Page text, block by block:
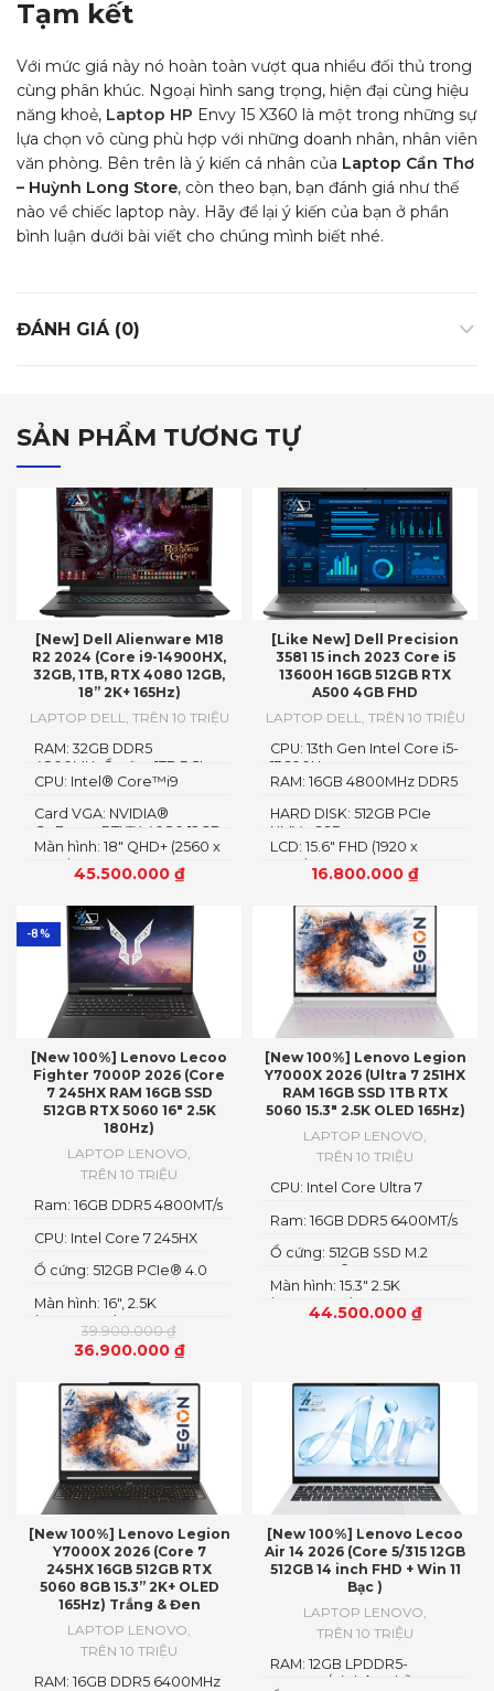
Tạm kết
Với mức giá này nó hoàn toàn vượt qua nhiều đối thủ trong
cùng phân khúc. Ngoại hình sang trọng, hiện đại cùng hiệu
năng khoẻ, Laptop HP Envy 15 X360 là một trong những sự
lựa chọn vô cùng phù hợp với những doanh nhân, nhân viên
văn phòng. Bên trên là ý kiến cá nhân của Laptop Cần Thơ
– Huỳnh Long Store, còn theo bạn, bạn đánh giá như thế
nào về chiếc laptop này. Hãy để lại ý kiến của bạn ở phần
bình luận dưới bài viết cho chúng mình biết nhé.
ĐÁNH GIÁ (0)
SẢN PHẨM TƯƠNG TỰ
[New] Dell Alienware M18
R2 2024 (Core i9-14900HX,
32GB, 1TB, RTX 4080 12GB,
18” 2K+ 165Hz)
LAPTOP DELL, TRÊN 10 TRIỆU
45.500.000 ₫
Màn hình: 18" QHD+ (2560 x
1600)
Card VGA: NVIDIA®
GeForce RTX™ 4080 12GB
GDDR6
CPU: Intel® Core™i9
RAM: 32GB DDR5
4800MHzỔ cứng1TB PCIe
Gen4 M.2 SSD
[Like New] Dell Precision
3581 15 inch 2023 Core i5
13600H 16GB 512GB RTX
A500 4GB FHD
LAPTOP DELL, TRÊN 10 TRIỆU
16.800.000 ₫
LCD: 15.6" FHD (1920 x
1080)
HARD DISK: 512GB PCIe
NMVe SSD
RAM: 16GB 4800MHz DDR5
CPU: 13th Gen Intel Core i5-
13600H
-8%
[New 100%] Lenovo Lecoo
Fighter 7000P 2026 (Core
7 245HX RAM 16GB SSD
512GB RTX 5060 16″ 2.5K
180Hz)
LAPTOP LENOVO
TRÊN 10 TRIỆU
39.900.000₫
36.900.000 ₫
Màn hình: 16″, 2.5K
(2560x1600) IPS, LED
Ổ cứng: 512GB PCIe® 4.0
CPU: Intel Core 7 245HX
Ram: 16GB DDR5 4800MT/s
[New 100%] Lenovo Legion
Y7000X 2026 (Ultra 7 251HX
RAM 16GB SSD 1TB RTX
5060 15.3″ 2.5K OLED 165Hz)
LAPTOP LENOVO
TRÊN 10 TRIỆU
44.500.000 ₫
Màn hình: 15.3" 2.5K
(2560x1600) OLED
Ổ cứng: 512GB SSD M.2
2242 PCIe® 4.0×4 NVMe
Ram: 16GB DDR5 6400MT/s
CPU: Intel Core Ultra 7
[New 100%] Lenovo Legion
Y7000X 2026 (Core 7
245HX 16GB 512GB RTX
5060 8GB 15.3” 2K+ OLED
165Hz) Trắng & Đen
LAPTOP LENOVO
TRÊN 10 TRIỆU
RAM: 16GB DDR5 6400MHz
[New 100%] Lenovo Lecoo
Air 14 2026 (Core 5/315 12GB
512GB 14 inch FHD + Win 11
Bạc )
LAPTOP LENOVO
TRÊN 10 TRIỆU
RAM: 12GB LPDDR5-
5600MT/s (Không hỗ trợ